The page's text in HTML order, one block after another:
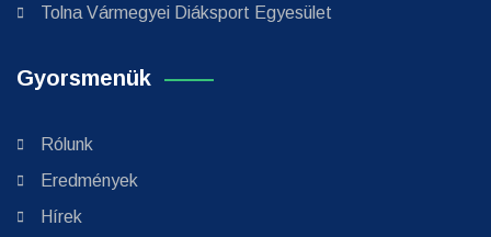
Tolna Vármegyei Diáksport Egyesület
Gyorsmenük
Rólunk
Eredmények
Hírek